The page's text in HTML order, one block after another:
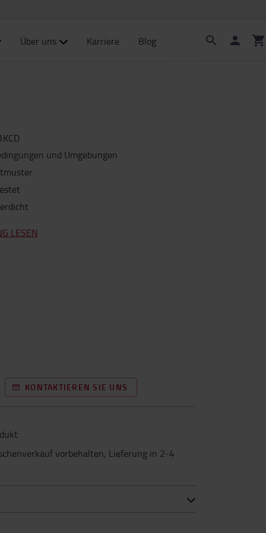
Über uns Karriere Blog
und Umgebungen
LESEN
KONTAKTIEREN SIE UNS
vorbehalten, Lieferung in 2-4